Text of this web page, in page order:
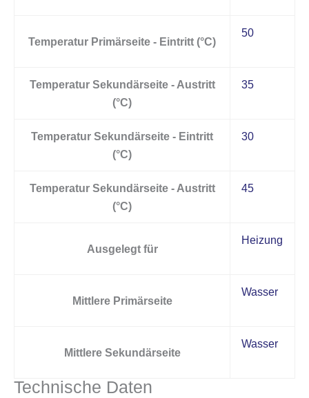
Temperatur Primärseite - Eintritt (°C)
50
Temperatur Sekundärseite - Austritt
(°C)
35
Temperatur Sekundärseite - Eintritt
(°C)
30
Temperatur Sekundärseite - Austritt
(°C)
45
Ausgelegt für
Heizung
Mittlere Primärseite
Wasser
Mittlere Sekundärseite
Wasser
Technische Daten